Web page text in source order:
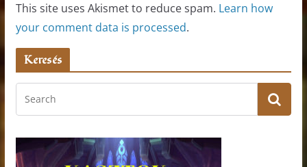
This site uses Akismet to reduce spam. Learn how
your comment data is processed.
Keresés